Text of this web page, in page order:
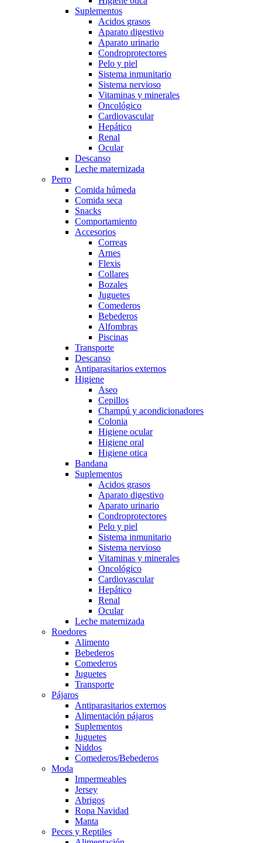
Suplementos
Acidos grasos
Aparato digestivo
Aparato urinario
Condroprotectores
Pelo y piel
Sistema inmunitario
Sistema nervioso
Vitaminas y minerales
Oncológico
Cardiovascular
Hepático
Renal
Ocular
Descanso
Leche maternizada
Perro
Comida húmeda
Comida seca
Snacks
Comportamiento
Accesorios
Correas
Arnes
Flexis
Collares
Bozales
Juguetes
Comederos
Bebederos
Alfombras
Piscinas
Transporte
Descanso
Antiparasitarios externos
Higiene
Aseo
Cepillos
Champú y acondicionadores
Colonia
Higiene ocular
Higiene oral
Higiene otica
Bandana
Suplementos
Acidos grasos
Aparato digestivo
Aparato urinario
Condroprotectores
Pelo y piel
Sistema inmunitario
Sistema nervioso
Vitaminas y minerales
Oncológico
Cardiovascular
Hepático
Renal
Ocular
Leche maternizada
Roedores
Alimento
Bebederos
Comederos
Juguetes
Transporte
Pájaros
Antiparasitarios externos
Alimentación pájaros
Suplementos
Juguetes
Niddos
Comederos/Bebederos
Moda
Impermeables
Jersey
Abrigos
Ropa Navidad
Manta
Peces y Reptiles